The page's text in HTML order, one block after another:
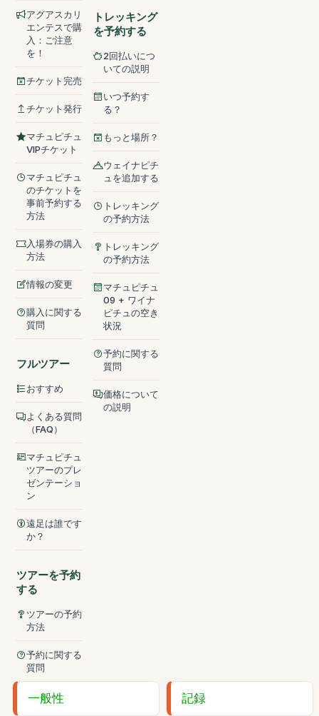
アグアスカリ
エンテスで購
入：ご注意
を！
チケット完売
チケット発行
マチュピチュ
VIPチケット
マチュピチュ
のチケットを
事前予約する
方法
入場券の購入
方法
情報の変更
購入に関する
質問
フルツアー
おすすめ
よくある質問
（FAQ）
マチュピチュ
ツアーのプレ
ゼンテーショ
ン
遠足は誰です
か？
ツアーを予約
する
ツアーの予約
方法
予約に関する
質問
トレッキング
を予約する
2回払いにつ
いての説明
いつ予約す
る？
もっと場所？
ウェイナピチ
ュを追加する
トレッキング
の予約方法
トレッキング
の予約方法
マチュピチュ
09 + ワイナ
ピチュの空き
状況
予約に関する
質問
価格について
の説明
一般性 記録